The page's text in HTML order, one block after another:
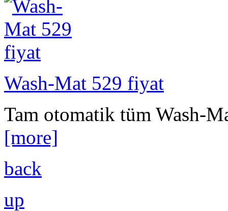
Wash-Mat 529 fiyat
Tam otomatik tüm Wash-
[more]
back
up